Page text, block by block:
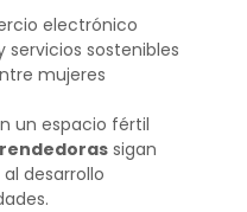
electrónico
sostenibles
mujeres
un espacio fértil
sigan
desarrollo